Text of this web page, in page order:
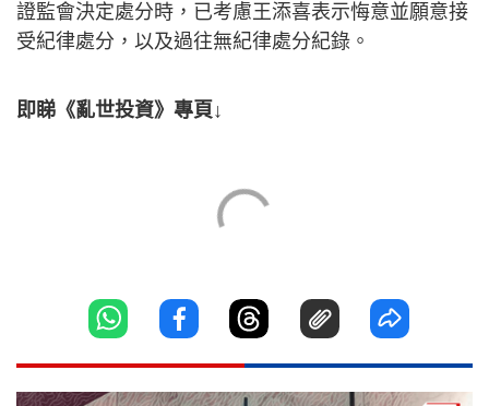
證監會決定處分時，已考慮王添喜表示悔意並願意接
受紀律處分，以及過往無紀律處分紀錄。
即睇《亂世投資》專頁↓